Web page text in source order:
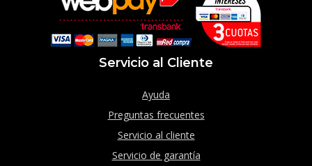
Servicio al Cliente
Ayuda
Preguntas frecuentes
Servicio al cliente
Servicio de garantía